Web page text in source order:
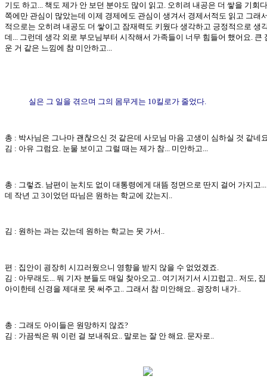
기도 하고... 책도 제가 안 보던 분야도 많이 읽고. 오히려 내공은 더 쌓을 기회
쪽에만 관심이 많았는데 이제 경제에도 관심이 생겨서 경제서적도 읽고 그래
적으로는 오히려 내공도 더 쌓이고 잠재력도 키웠다 생각하고 긍정적으로 생
데... 그런데 생각 외로 부모님부터 시작해서 가족들이 너무 힘들어 했어요. 큰
운 거 같은 느낌에 참 미안하고...
실은 그 일을 겪으며 그의 몸무게는 10킬로가 줄었다.
총 : 박사님은 그나마 괜찮으신 것 같은데 사모님 마음 고생이 심하실 것 같네
김 : 아유 그럼요. 눈물 보이고 그럴 때는 제가 참... 미안하고...
총 : 그렇죠. 남편이 눈치도 없이 대통령에게 대뜸 정면으로 딴지 걸어 가지고
데 작년 고 3이었던 따님은 원하는 학교에 갔는지..
김 : 원하는 과는 갔는데 원하는 학교는 못 가서..
편 : 집안이 굉장히 시끄러웠으니 영향을 받지 않을 수 없었겠죠.
김 : 아무래도... 뭐 기자 분들도 매일 찾아오고.. 여기저기서 시끄럽고.. 저도,
아이한테 신경을 제대로 못 써주고.. 그래서 참 미안해요.. 굉장히 내가..
총 : 그래도 아이들은 원망하지 않죠?
김 : 가끔씩은 뭐 이런 걸 보내줘요.. 말로는 잘 안 해요. 문자로..